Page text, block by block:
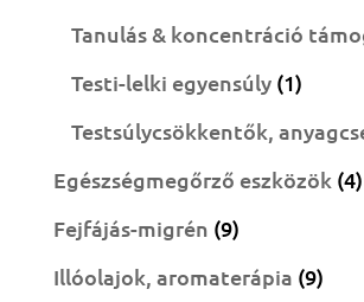
termék
Tanulás & koncentráció
Testi-lelki egyensúly 11
Testsúlycsökkentők,
Egészségmegőrző eszközök 44
Fejfájás-migrén 99
termék
Illóolajok, aromaterápia 99